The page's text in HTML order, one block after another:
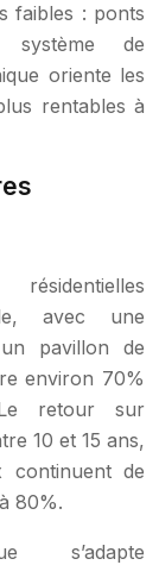
faibles : ponts
système de
oriente les
rentables à
avec une
pavillon de
environ 70%
retour sur
10 et 15 ans,
continuent de
80%.
s’adapte